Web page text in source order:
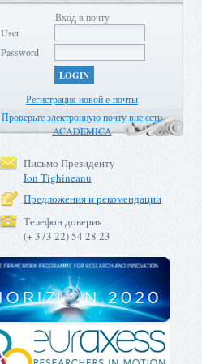
Вход в почту
User
Password
LOGIN
Регистрация новой е-почты
Проверьте электронную почту вне сети
ACADEMICA
Письмо Президенту
Ion Tighineanu
Предложения и рекомендации
Телефон доверия
(+ 373 22) 54 28 23